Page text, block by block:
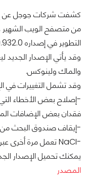
كشفت شركات جوجل عن
من متصفح الويب الشهير
التطوير في إصداره 17.0.932.0.
وقد يأتي الإصدار الجديد
والماك ولينوكس.
وقد تشمل التغييرات في
-إصلاح بعض الأخطاء
فقدان بعض الإضافات
-إيقاف صندوق البحث من
-NaCI تعمل مرة أخرى عبر أنظمة ويندوز 64 بت.
يمكنك تحميل الإصدار
المصدر